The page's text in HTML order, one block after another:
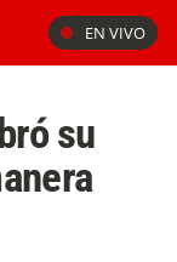
EN VIVO
su